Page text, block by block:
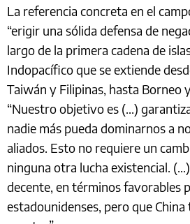
La referencia concreta en el
“erigir una sólida defensa de
largo de la primera cadena de
Indopacífico que se extiende
Taiwán y Filipinas, hasta Borneo
“Nuestro objetivo es (...)
nadie más pueda dominarnos a
aliados. Esto no requiere un
ninguna otra lucha existencial.
decente, en términos favorables
estadounidenses, pero que